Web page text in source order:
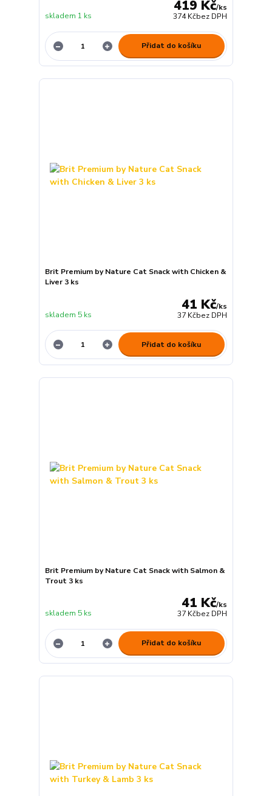
419 Kč/ks
374 Kčbez DPH
skladem 1 ks
Přidat do košíku
Brit Premium by Nature Cat Snack with Chicken &
Liver 3 ks
41 Kč/ks
37 Kčbez DPH
skladem 5 ks
Přidat do košíku
Brit Premium by Nature Cat Snack with Salmon &
Trout 3 ks
41 Kč/ks
37 Kčbez DPH
skladem 5 ks
Přidat do košíku